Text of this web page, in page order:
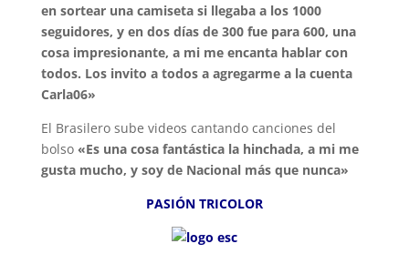
en sortear una camiseta si llegaba a los 1000
seguidores, y en dos días de 300 fue para 600, una
cosa impresionante, a mi me encanta hablar con
todos. Los invito a todos a agregarme a la cuenta
Carla06»
El Brasilero sube videos cantando canciones del
bolso «Es una cosa fantástica la hinchada, a mi me
gusta mucho, y soy de Nacional más que nunca»
PASIÓN TRICOLOR